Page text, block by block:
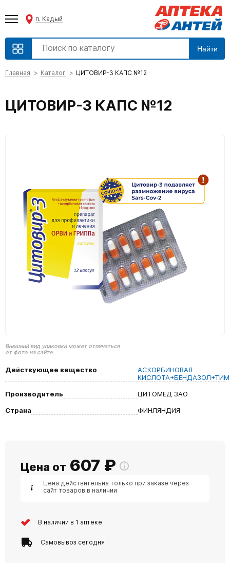
п. Кадый
Найти
Главная Каталог ЦИТОВИР-3 КАПС №12
ЦИТОВИР-3 КАПС №12
Внешний вид упаковки может отличаться
от фото на сайте.
Действующее вещество
АСКОРБИНОВАЯ
Производитель
ЦИТОМЕД ЗАО
Страна
ФИНЛЯНДИЯ
Цена от 607 ₽
Цена действительна только при заказе через
сайт товаров в наличии
В наличии в 1 аптеке
Самовывоз сегодня